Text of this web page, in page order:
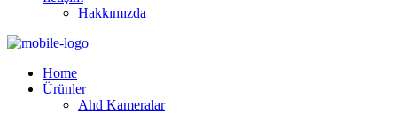
Hakkımızda
Home
Ürünler
Ahd Kameralar